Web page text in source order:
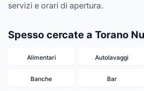
servizi e orari di apertura.
Spesso cercate a Torano
Alimentari Autolavaggi
Banche Bar